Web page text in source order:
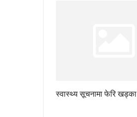
स्वास्थ्य सूचनामा फेरि खड्का